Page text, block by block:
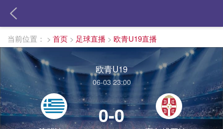
当前位置： > 首页 > 足球直播 > 欧青U19直播
欧青U19
06-03 23:00
0-0